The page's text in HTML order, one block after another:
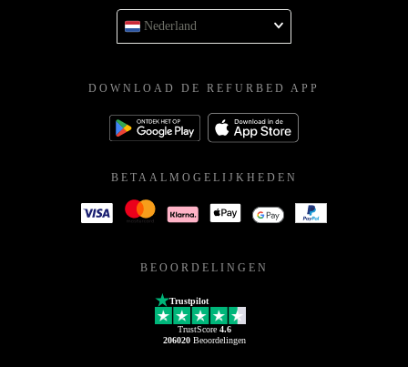
Nederland
DOWNLOAD DE REFURBED APP
BETAALMOGELIJKHEDEN
BEOORDELINGEN
Trustpilot
TrustScore 4.6
206020Beoordelingen